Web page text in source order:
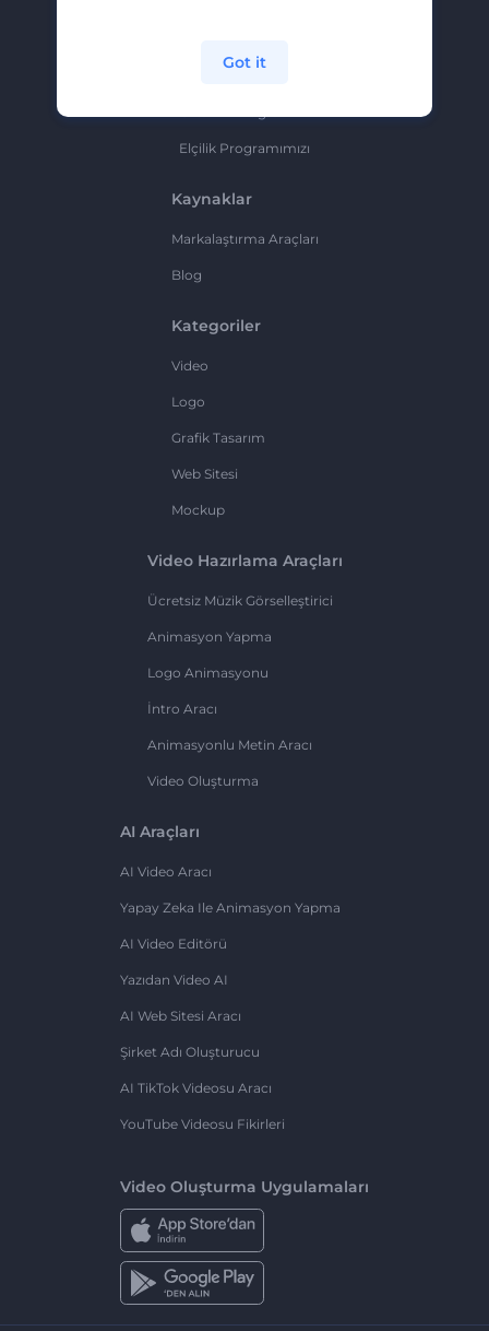
Elçilik Programımızı
Kaynaklar
Markalaştırma Araçları
Blog
Kategoriler
Video
Logo
Grafik Tasarım
Web Sitesi
Mockup
Video Hazırlama Araçları
Ücretsiz Müzik Görselleştirici
Animasyon Yapma
Logo Animasyonu
İntro Aracı
Animasyonlu Metin Aracı
Video Oluşturma
AI Araçları
AI Video Aracı
Yapay Zeka Ile Animasyon Yapma
AI Video Editörü
Yazıdan Video AI
AI Web Sitesi Aracı
Şirket Adı Oluşturucu
AI TikTok Videosu Aracı
YouTube Videosu Fikirleri
Video Oluşturma Uygulamaları
Got it